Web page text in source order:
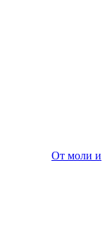
От моли и